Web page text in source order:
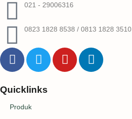
021 - 29006316
0823 1828 8538 / 0813 1828 3510
Quicklinks
Produk